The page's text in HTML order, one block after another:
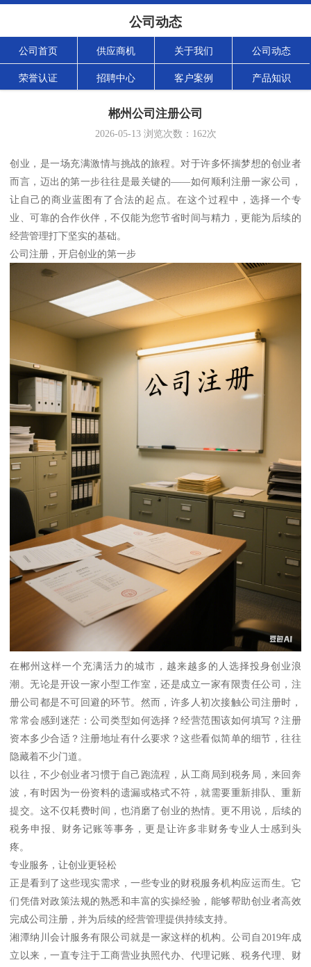
公司动态
公司首页 供应商机 关于我们 公司动态
荣誉认证 招聘中心 客户案例 产品知识
郴州公司注册公司
2026-05-13浏览次数： 162次
创业，是一场充满激情与挑战的旅程。对于许多怀揣梦想的创业者
而言，迈出的第一步往往是最关键的——如何顺利注册一家公司，
让自己的商业蓝图有了合法的起点。在这个过程中，选择一个专
业、可靠的合作伙伴，不仅能为您节省时间与精力，更能为后续的
经营管理打下坚实的基础。
公司注册，开启创业的第一步
在郴州这样一个充满活力的城市，越来越多的人选择投身创业浪
潮。无论是开设一家小型工作室，还是成立一家有限责任公司，注
册公司都是不可回避的环节。然而，许多人初次接触公司注册时，
常常会感到迷茫：公司类型如何选择？经营范围该如何填写？注册
资本多少合适？注册地址有什么要求？这些看似简单的细节，往往
隐藏着不少门道。
以往，不少创业者习惯于自己跑流程，从工商局到税务局，来回奔
波，有时因为一份资料的遗漏或格式不符，就需要重新排队、重新
提交。这不仅耗费时间，也消磨了创业的热情。更不用说，后续的
税务申报、财务记账等事务，更是让许多非财务专业人士感到头
疼。
专业服务，让创业更轻松
正是看到了这些现实需求，一些专业的财税服务机构应运而生。它
们凭借对政策法规的熟悉和丰富的实操经验，能够帮助创业者高效
完成公司注册，并为后续的经营管理提供持续支持。
湘潭纳川会计服务有限公司就是一家这样的机构。公司自2019年成
立以来，一直专注于工商营业执照代办、代理记账、税务代理、财